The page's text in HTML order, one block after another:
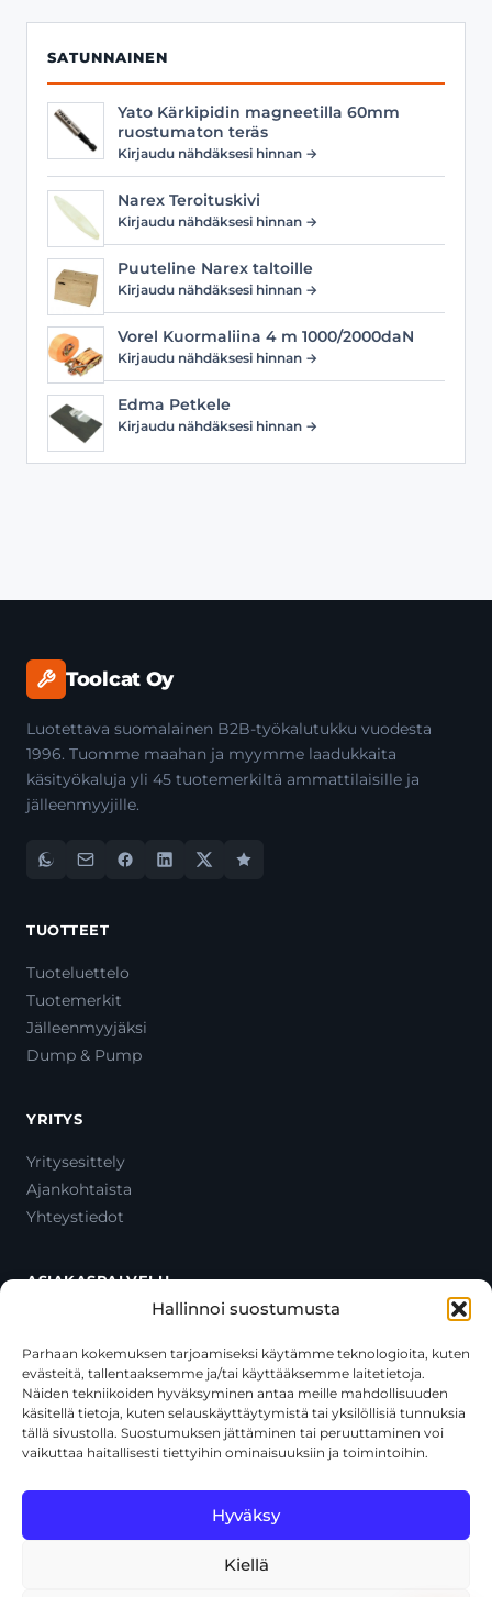
Hallinnoi suostumusta
Parhaan kokemuksen tarjoamiseksi käytämme teknologioita, kuten
evästeitä, tallentaaksemme ja/tai käyttääksemme laitetietoja.
Näiden tekniikoiden hyväksyminen antaa meille mahdollisuuden
käsitellä tietoja, kuten selauskäyttäytymistä tai yksilöllisiä tunnuksia
tällä sivustolla. Suostumuksen jättäminen tai peruuttaminen voi
vaikuttaa haitallisesti tiettyihin ominaisuuksiin ja toimintoihin.
Hyväksy
Kiellä
SATUNNAINEN
Yato Kärkipidin magneetilla 60mm
ruostumaton teräs
Kirjaudu nähdäksesi hinnan →
Narex Teroituskivi
Kirjaudu nähdäksesi hinnan →
Puuteline Narex taltoille
Kirjaudu nähdäksesi hinnan →
Vorel Kuormaliina 4 m 1000/2000daN
Kirjaudu nähdäksesi hinnan →
Edma Petkele
Kirjaudu nähdäksesi hinnan →
Toolcat Oy
Luotettava suomalainen B2B-työkalutukku vuodesta
1996. Tuomme maahan ja myymme laadukkaita
käsityökaluja yli 45 tuotemerkiltä ammattilaisille ja
jälleenmyyjille.
TUOTTEET
Tuoteluettelo
Tuotemerkit
Jälleenmyyjäksi
Dump & Pump
YRITYS
Yritysesittely
Ajankohtaista
Yhteystiedot
ASIAKASPALVELU
Oma tili
Maksutavat
Toimitustavat
Usein kysytyt kysymykset
+358 44 270 3795
asiakaspalvelu@toolcat.fi